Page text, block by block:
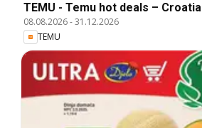
TEMU - Temu hot deals – Croatia
08.08.2026-31.12.2026
TEMU